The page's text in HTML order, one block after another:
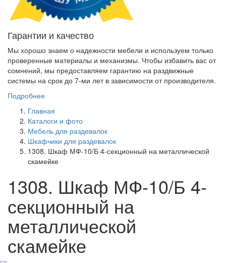
Гарантии и качество
Мы хорошо знаем о надежности мебели и используем только
проверенные материалы и механизмы. Чтобы избавить вас от
сомнений, мы предоставляем гарантию на раздвижные
системы на срок до 7-ми лет в зависимости от производителя.
Подробнее
Главная
Каталоги и фото
Мебель для раздевалок
Шкафчики для раздевалок
1308. Шкаф МФ-10/Б 4-секционный на металлической
скамейке
1308. Шкаф МФ-10/Б 4-
секционный на
металлической
скамейке